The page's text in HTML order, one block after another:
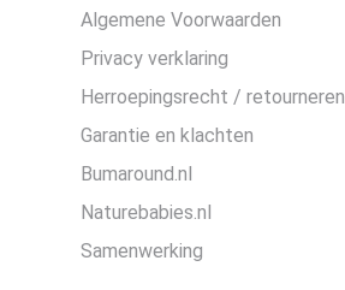
Algemene Voorwaarden
Privacy verklaring
Herroepingsrecht / retourneren
Garantie en klachten
Bumaround.nl
Naturebabies.nl
Samenwerking